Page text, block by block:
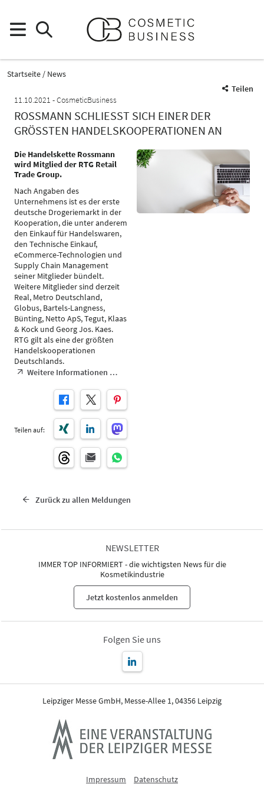
Startseite
News
Teilen
11.10.2021
CosmeticBusiness
ROSSMANN SCHLIESST SICH EINER DER G
RÖSSTEN HANDELSKOOPERATIONEN AN
Die Handelskette Rossmann
wird Mitglied der RTG Retail
Trade Group.
Nach Angaben des
Unternehmens ist es der erste
deutsche Drogeriemarkt in der
Kooperation, die unter anderem
den Einkauf für Handelswaren,
den Technische Einkauf,
eCommerce-Technologien und
Supply Chain Management
seiner Mitglieder bündelt.
Weitere Mitglieder sind derzeit
Real, Metro Deutschland,
Globus, Bartels-Langness,
Bünting, Netto ApS, Tegut, Klaas
& Kock und Georg Jos. Kaes.
RTG gilt als eine der größten
Handelskooperationen
Deutschlands.
Weitere Informationen …
Teilen auf:
Zurück zu allen Meldungen
NEWSLETTER
IMMER TOP INFORMIERT - die wichtigsten News für die
Kosmetikindustrie
Jetzt kostenlos anmelden
Folgen Sie uns
Leipziger Messe GmbH, Messe-Allee 1, 04356 Leipzig
Impressum Datenschutz